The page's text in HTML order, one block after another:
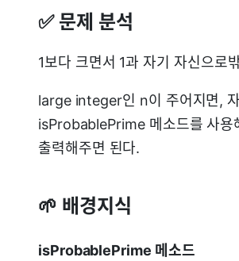
✅ 문제 분석
1보다 크면서 1과 자기 자신으로
large integer인 n이 주어지면,
isProbablePrime 메소드를 사용
출력해주면 된다.
🌱 배경지식
isProbablePrime 메소드